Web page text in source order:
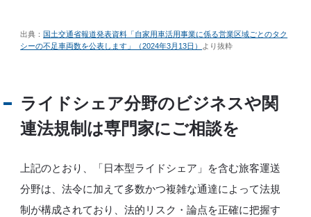
出典： 国土交通省報道発表資料「自家用車活用事業に係る営業区域ごとのタク
シーの不足車両数を公表します」（2024年3月13日）
より抜粋
ライドシェア分野のビジネスや関
連法規制は専門家にご相談を
上記のとおり、「日本型ライドシェア」を含む旅客運送
分野は、法令に加えて多数かつ複雑な通達によって法規
制が構成されており、法的リスク・論点を正確に把握す